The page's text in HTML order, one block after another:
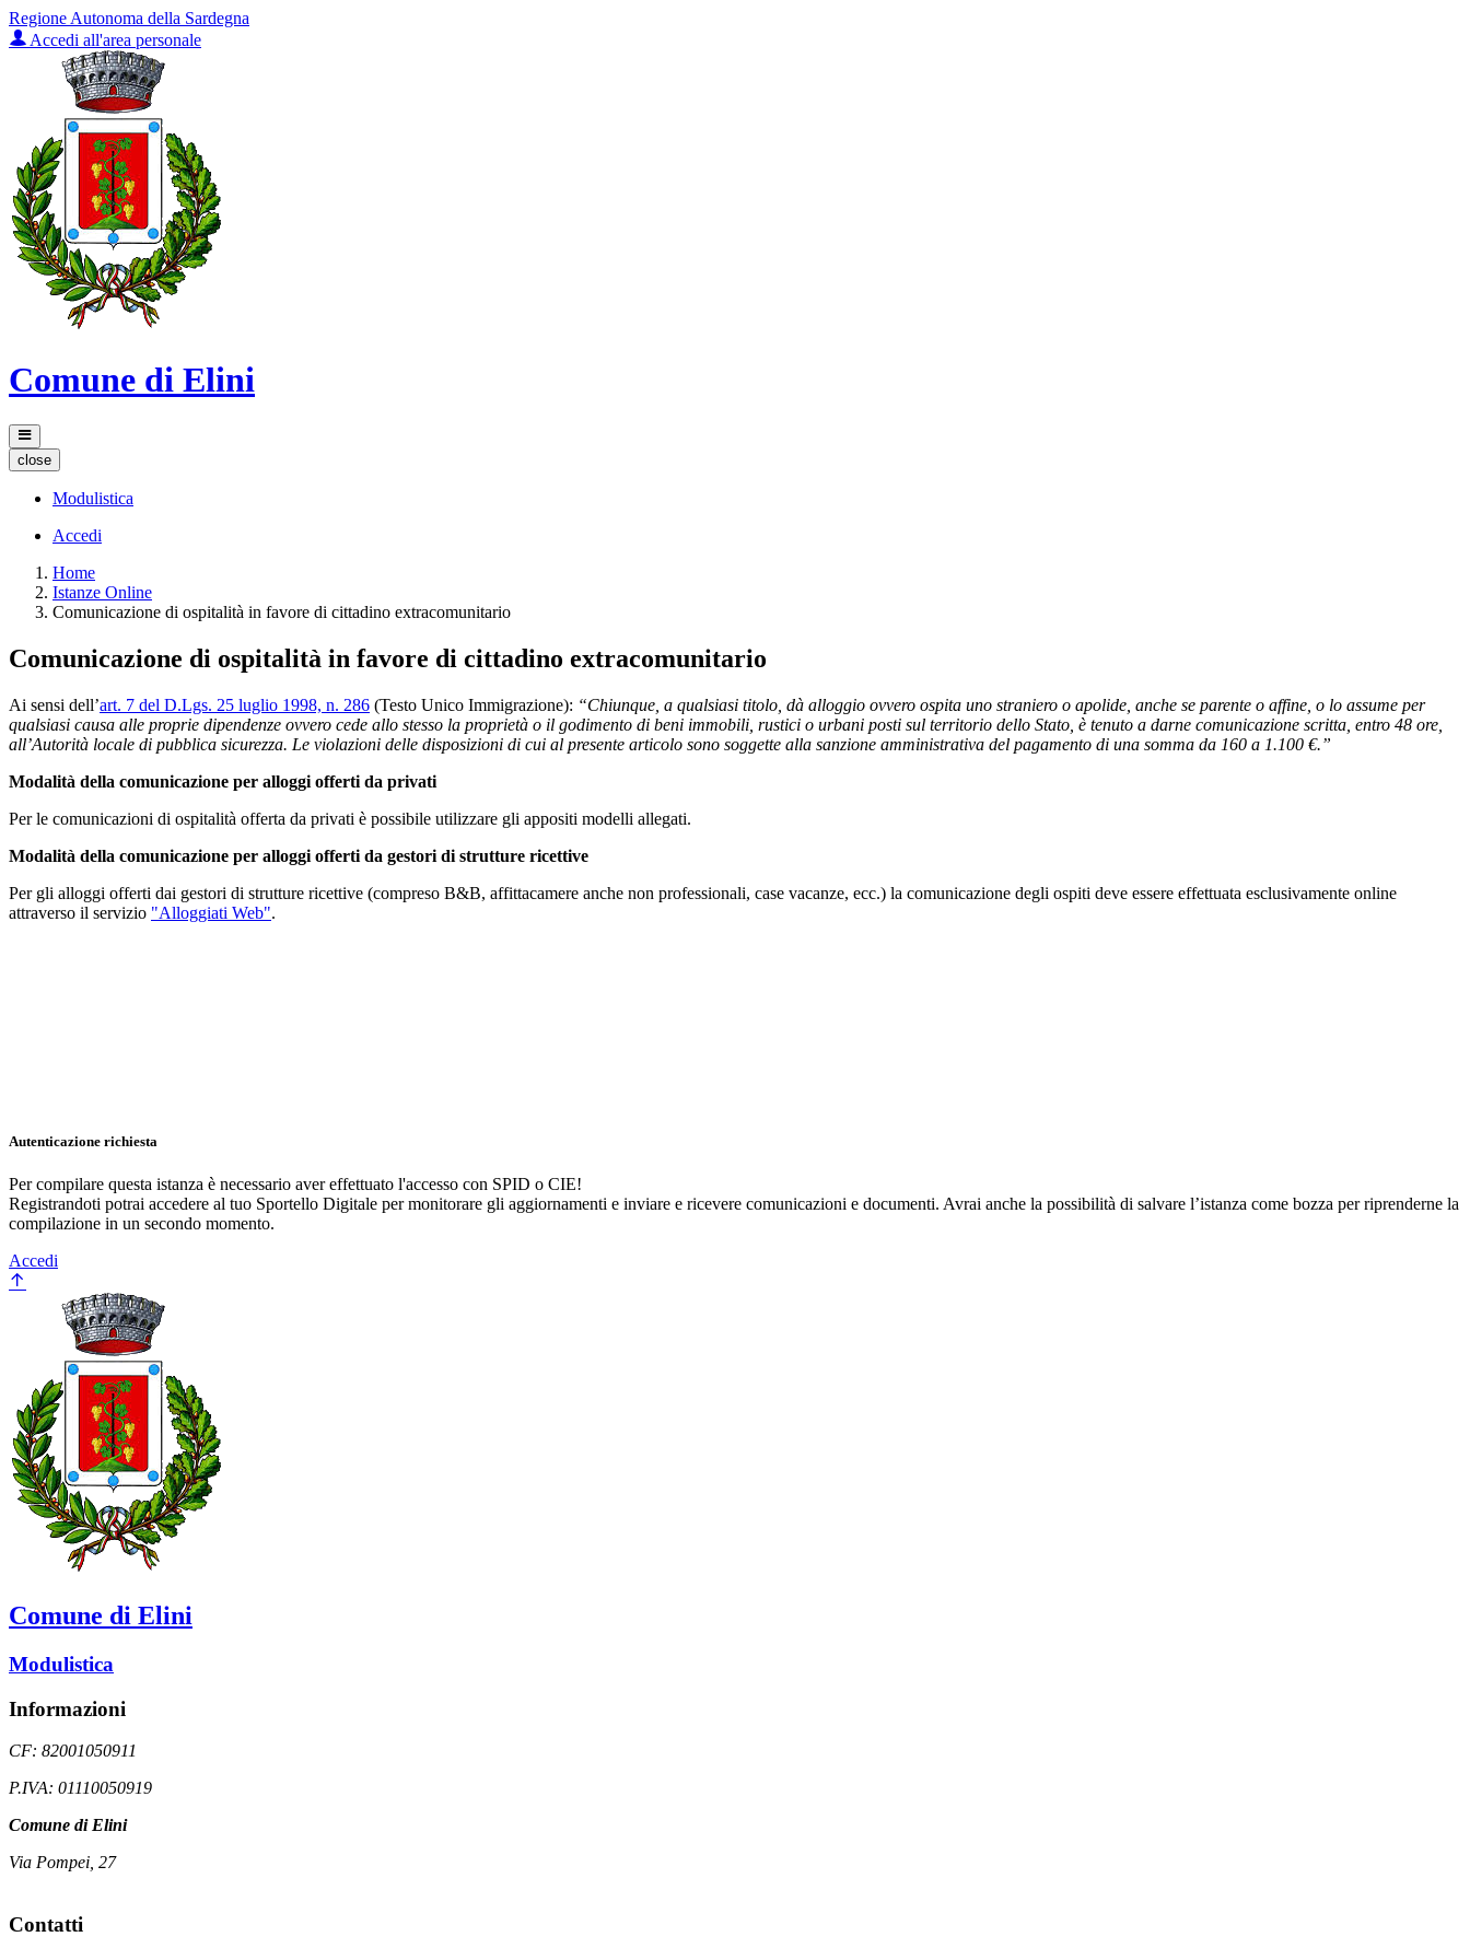
Regione Autonoma della Sardegna
Accedi all'area personale
Comune di Elini
close
Modulistica
Accedi
Home
Istanze Online
Comunicazione di ospitalità in favore di cittadino extracomunitario
Comunicazione di ospitalità in favore di cittadino extracomunitario
Ai sensi dell’art. 7 del D.Lgs. 25 luglio 1998, n. 286 (Testo Unico Immigrazione): “Chiunque, a qualsiasi titolo, dà alloggio ovvero ospita uno straniero o apolide, anche se parente o affine, o lo assume per
qualsiasi causa alle proprie dipendenze ovvero cede allo stesso la proprietà o il godimento di beni immobili, rustici o urbani posti sul territorio dello Stato, è tenuto a darne comunicazione scritta, entro 48 ore,
all’Autorità locale di pubblica sicurezza. Le violazioni delle disposizioni di cui al presente articolo sono soggette alla sanzione amministrativa del pagamento di una somma da 160 a 1.100 €.”
Modalità della comunicazione per alloggi offerti da privati
Per le comunicazioni di ospitalità offerta da privati è possibile utilizzare gli appositi modelli allegati.
Modalità della comunicazione per alloggi offerti da gestori di strutture ricettive
Per gli alloggi offerti dai gestori di strutture ricettive (compreso B&B, affittacamere anche non professionali, case vacanze, ecc.) la comunicazione degli ospiti deve essere effettuata esclusivamente online
attraverso il servizio "Alloggiati Web".
Autenticazione richiesta
Per compilare questa istanza è necessario aver effettuato l'accesso con SPID o CIE!
Registrandoti potrai accedere al tuo Sportello Digitale per monitorare gli aggiornamenti e inviare e ricevere comunicazioni e documenti. Avrai anche la possibilità di salvare l’istanza come bozza per riprenderne la
compilazione in un secondo momento.
Accedi
Comune di Elini
Modulistica
Informazioni
CF: 82001050911
P.IVA: 01110050919
Comune di Elini
Via Pompei, 27
Contatti